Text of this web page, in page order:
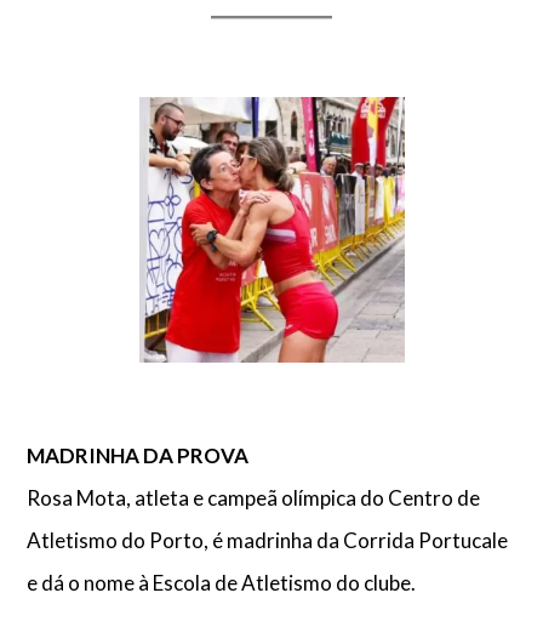
MADRINHA DA PROVA
Rosa Mota, atleta e campeã olímpica do Centro de
Atletismo do Porto, é madrinha da Corrida Portucale
e dá o nome à Escola de Atletismo do clube.